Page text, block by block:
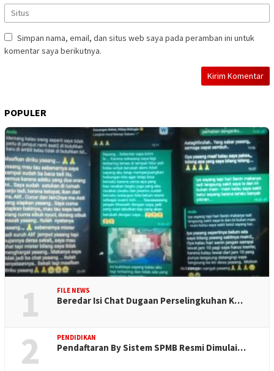
Simpan nama, email, dan situs web saya pada peramban ini untuk
komentar saya berikutnya.
POPULER
1 FILE NEWS
Beredar Isi Chat Dugaan Perselingkuhan K…
2 PENDIDIKAN
Pendaftaran By Sistem SPMB Resmi Dimulai…